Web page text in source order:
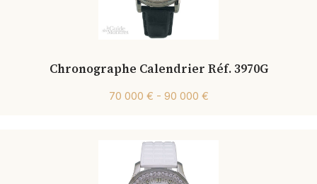
Chronographe Calendrier Réf. 3970G
70 000 € - 90 000 €